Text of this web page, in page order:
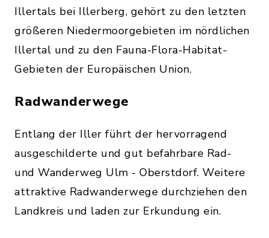
Illertals bei Illerberg, gehört zu den letzten
größeren Niedermoorgebieten im nördlichen
Illertal und zu den Fauna-Flora-Habitat-
Gebieten der Europäischen Union.
Radwanderwege
Entlang der Iller führt der hervorragend
ausgeschilderte und gut befahrbare Rad-
und Wanderweg Ulm - Oberstdorf. Weitere
attraktive Radwanderwege durchziehen den
Landkreis und laden zur Erkundung ein.